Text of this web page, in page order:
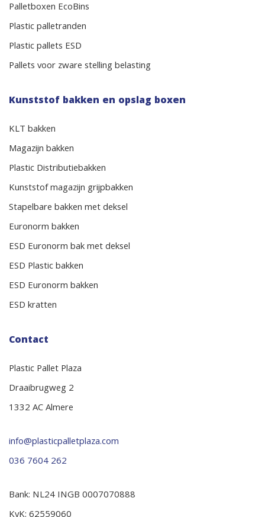
Palletboxen EcoBins
Plastic palletranden
Plastic pallets ESD
Pallets voor zware stelling belasting
Kunststof bakken en opslag boxen
KLT bakken
Magazijn bakken
Plastic Distributiebakken
Kunststof magazijn grijpbakken
Stapelbare bakken met deksel
Euronorm bakken
ESD Euronorm bak met deksel
ESD Plastic bakken
ESD Euronorm bakken
ESD kratten
Contact
Plastic Pallet Plaza
Draaibrugweg 2
1332 AC Almere
info@plasticpalletplaza.com
036 7604 262
Bank: NL24 INGB 0007070888